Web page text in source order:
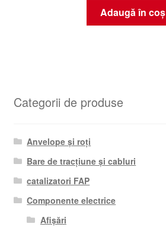
Adaugă în coș
Categorii de produse
Anvelope și roți
Bare de tracțiune și cabluri
catalizatori FAP
Componente electrice
Afișări